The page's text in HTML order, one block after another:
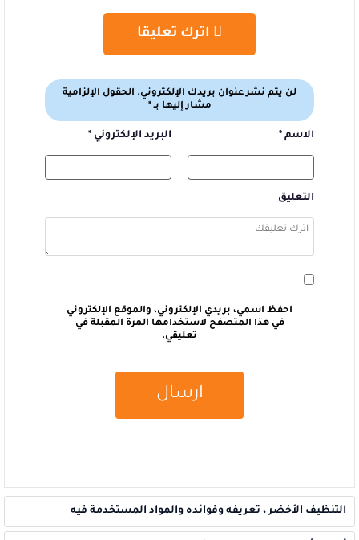
اترك تعليقا
لن يتم نشر عنوان بريدك الإلكتروني. الحقول الإلزامية
مشار إليها بـ*
التعليق
الاسم * البريد الإلكتروني *
احفظ اسمي، بريدي الإلكتروني، والموقع الإلكتروني
في هذا المتصفح لاستخدامها المرة المقبلة في
تعليقي.
التنظيف الأخضر ، تعريفه وفوائده والمواد المستخدمة فيه